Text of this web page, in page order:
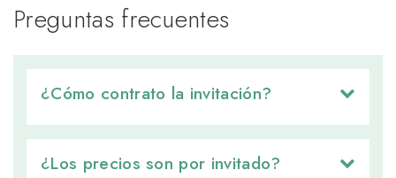
Preguntas frecuentes
¿Cómo contrato la invitación?
¿Los precios son por invitado?